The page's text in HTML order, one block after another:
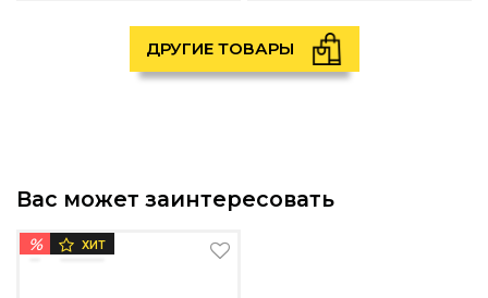
ДРУГИЕ ТОВАРЫ
Вас может заинтересовать
% ХИТ